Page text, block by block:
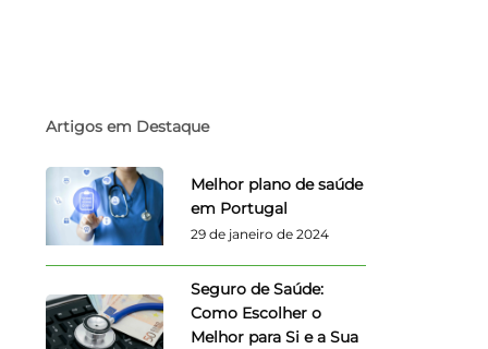
Artigos em Destaque
Melhor plano de saúde
em Portugal
29 de janeiro de 2024
Seguro de Saúde:
Como Escolher o
Melhor para Si e a Sua